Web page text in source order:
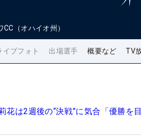
CC（オハイオ州）
イブフォト 出場選手 概要など TV
は2週後の“決戦”に気合「優勝を